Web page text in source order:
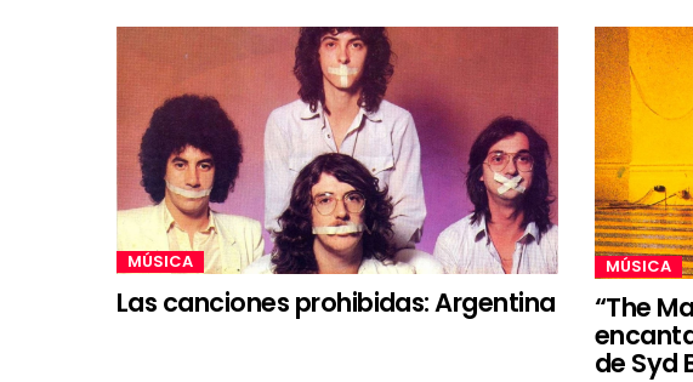
MÚSICA
Las canciones prohibidas: Argentina
MÚSICA
“The
de Syd